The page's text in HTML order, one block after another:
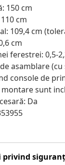
150 cm
cm
109,4 cm
cm
ferestrei: 0,5-
asamblare
console de
sunt
Da